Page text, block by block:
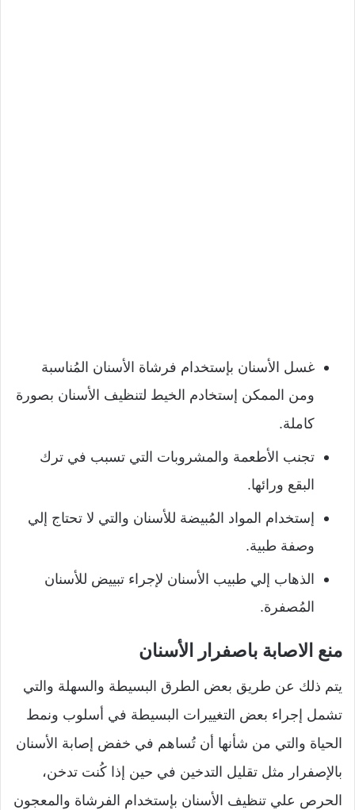
غسل الأسنان بإستخدام فرشاة الأسنان المُناسبة
ومن الممكن إستخادم الخيط لتنظيف الأسنان بصورة
كاملة.
تجنب الأطعمة والمشروبات التي تسبب في ترك
البقع ورائها.
إستخدام المواد المُبيضة للأسنان والتي لا تحتاج إلي
وصفة طبية.
الذهاب إلي طبيب الأسنان لإجراء تبييض للأسنان
المُصفرة.
منع الاصابة باصفرار الأسنان
يتم ذلك عن طريق بعض الطرق البسيطة والسهلة والتي
تشمل إجراء بعض التغييرات البسيطة في أسلوب ونمط
الحياة والتي من شأنها أن تُساهم في خفض إصابة الأسنان
بالإصفرار مثل تقليل التدخين في حين إذا كُنت تدخن،
الحرص علي تنظيف الأسنان بإستخدام الفرشاة والمعجون